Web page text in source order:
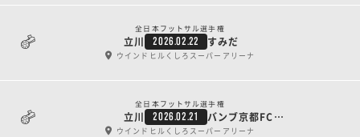
全日本フットサル選手権
立川 2026.02.22 すみだ
ウインドヒルくしろスーパーアリーナ
全日本フットサル選手権
立川 2026.02.21 バンブ京都FC1993
ウインドヒルくしろスーパーアリーナ